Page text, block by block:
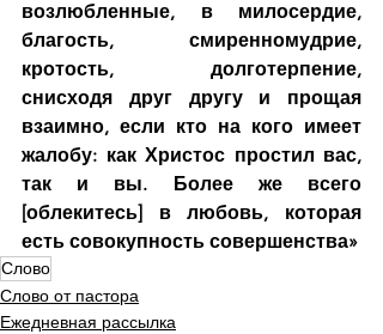
возлюбленные, в милосердие,
благость, смиренномудрие,
кротость, долготерпение,
снисходя друг другу и прощая
взаимно, если кто на кого имеет
жалобу: как Христос простил вас,
так и вы. Более же всего
[облекитесь] в любовь, которая
есть совокупность совершенства»
Слово
Слово от пастора
Ежедневная рассылка